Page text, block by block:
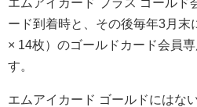
ード到着時と、その後毎年3月末
× 14枚）のゴールドカード会員
す。
エムアイカード ゴールドにはな